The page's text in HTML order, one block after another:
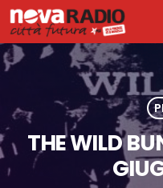
THE WILD